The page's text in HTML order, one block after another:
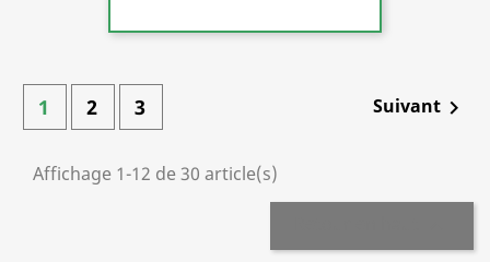
1 2 3 Suivant 
Affichage 1-12 de 30 article(s)